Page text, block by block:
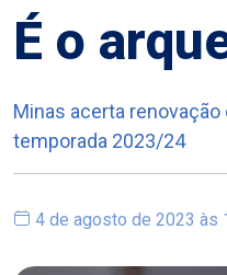
É o
Minas acerta renovação
temporada 2023/24
4 de agosto de 2023 às